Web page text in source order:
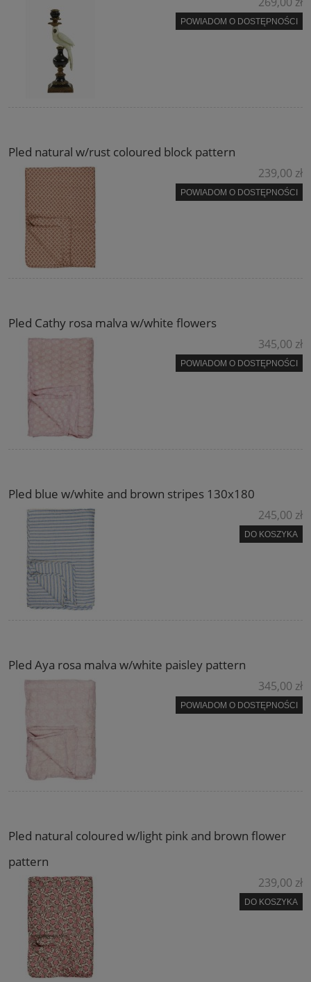
POWIADOM O DOSTĘPNOŚCI
Pled natural w/rust coloured block pattern
239,00 zł
POWIADOM O DOSTĘPNOŚCI
Pled Cathy rosa malva w/white flowers
345,00 zł
POWIADOM O DOSTĘPNOŚCI
Pled blue w/white and brown stripes 130x180
245,00 zł
DO KOSZYKA
Pled Aya rosa malva w/white paisley pattern
345,00 zł
POWIADOM O DOSTĘPNOŚCI
Pled natural coloured w/light pink and brown flower
pattern
239,00 zł
DO KOSZYKA